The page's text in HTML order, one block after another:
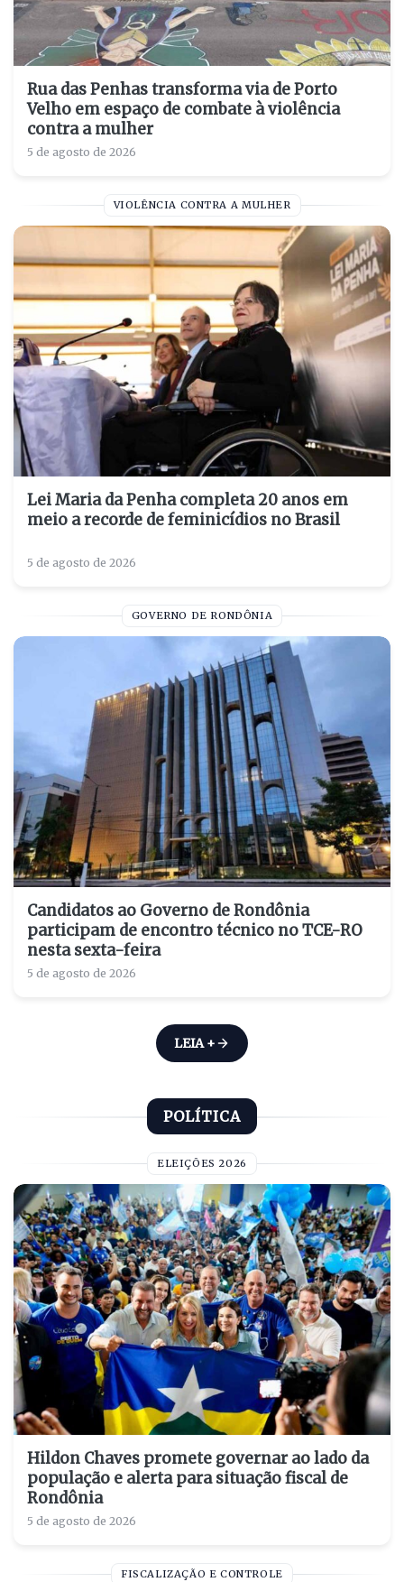
Rua das Penhas transforma via de Porto
Velho em espaço de combate à violência
contra a mulher
5 de agosto de 2026
VIOLÊNCIA CONTRA A MULHER
Lei Maria da Penha completa 20 anos em
meio a recorde de feminicídios no Brasil
5 de agosto de 2026
GOVERNO DE RONDÔNIA
Candidatos ao Governo de Rondônia
participam de encontro técnico no TCE-RO
nesta sexta-feira
5 de agosto de 2026
LEIA +
POLÍTICA
ELEIÇÕES 2026
Hildon Chaves promete governar ao lado da
população e alerta para situação fiscal de
Rondônia
5 de agosto de 2026
FISCALIZAÇÃO E CONTROLE